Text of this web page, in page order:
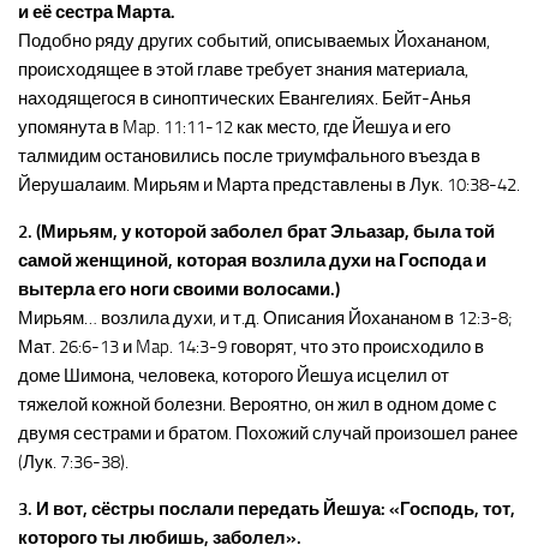
и её сестра Марта.
Подобно ряду других событий, описываемых Йохананом,
происходящее в этой главе требует знания материала,
находящегося в синоптических Евангелиях. Бейт-Анья
упомянута в Map. 11:11-12 как место, где Йешуа и его
талмидим остановились после триумфального въезда в
Йерушалаим. Мирьям и Марта представлены в Лук. 10:38-42.
2. (Мирьям, у которой заболел брат Эльазар, была той
самой женщиной, которая возлила духи на Господа и
вытерла его ноги своими волосами.)
Мирьям… возлила духи, и т.д. Описания Йохананом в 12:3-8;
Мат. 26:6-13 и Map. 14:3-9 говорят, что это происходило в
доме Шимона, человека, которого Йешуа исцелил от
тяжелой кожной болезни. Вероятно, он жил в одном доме с
двумя сестрами и братом. Похожий случай произошел ранее
(Лук. 7:36-38).
3. И вот, сёстры послали передать Йешуа: «Господь, тот,
которого ты любишь, заболел».